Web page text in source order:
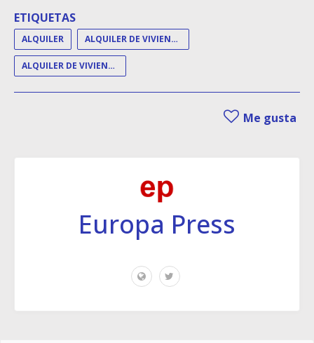
ETIQUETAS
ALQUILER ALQUILER DE VIVIENDA
ALQUILER DE VIVIENDAS
Me gusta
Europa Press